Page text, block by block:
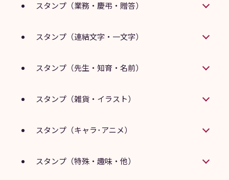
スタンプ（業務・慶弔・贈答）
スタンプ（連結文字・一文字）
スタンプ（先生・知育・名前）
スタンプ（雑貨・イラスト）
スタンプ（キャラ･アニメ）
スタンプ（特殊・趣味・他）